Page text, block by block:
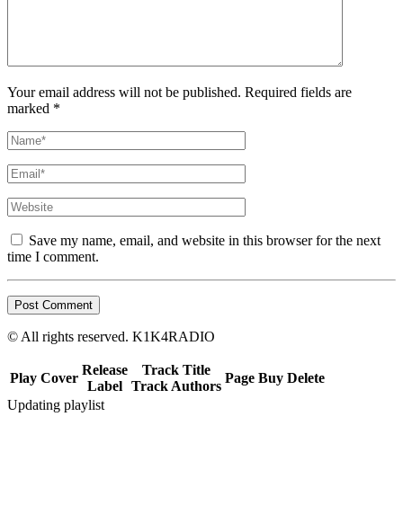
Your email address will not be published. Required fields are
marked *
Save my name, email, and website in this browser for the next
time I comment.
© All rights reserved. K1K4RADIO
Play Cover
Release
Label
Track Title
Track Authors
Page Buy Delete
Updating playlist